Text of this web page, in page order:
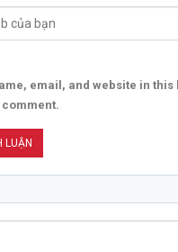
email, and website in